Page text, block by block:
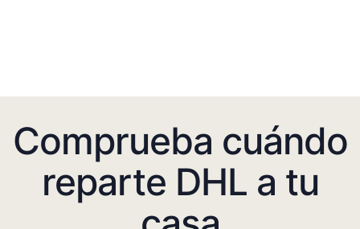
Comprueba cuándo
reparte DHL a tu